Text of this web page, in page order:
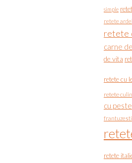
simple
retete
retete
carne
de vita
retete cu
retete
cu peste
frantuzesti
retete